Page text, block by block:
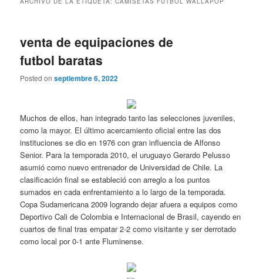
venta de equipaciones de
futbol baratas
Posted onseptiembre 6, 2022
Muchos de ellos, han integrado tanto las selecciones juveniles,
como la mayor. El último acercamiento oficial entre las dos
instituciones se dio en 1976 con gran influencia de Alfonso
Senior. Para la temporada 2010, el uruguayo Gerardo Pelusso
asumió como nuevo entrenador de Universidad de Chile. La
clasificación final se estableció con arreglo a los puntos
sumados en cada enfrentamiento a lo largo de la temporada.
Copa Sudamericana 2009 logrando dejar afuera a equipos como
Deportivo Cali de Colombia e Internacional de Brasil, cayendo en
cuartos de final tras empatar 2-2 como visitante y ser derrotado
como local por 0-1 ante Fluminense.